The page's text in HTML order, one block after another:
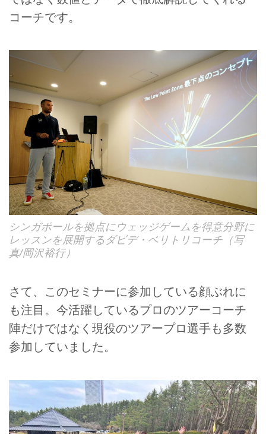
コーチです。
シンガポールを拠点にウェッジゲームを得意分野に
レッスンを展開するダビデ・ベリトリコーチ（写
真/岡沢裕行）
さて、このセミナーに参加している顔ぶれに
も注目。今活躍しているプロのツアーコーチ
陣だけではなく現役のツアープロ選手も多数
参加していました。